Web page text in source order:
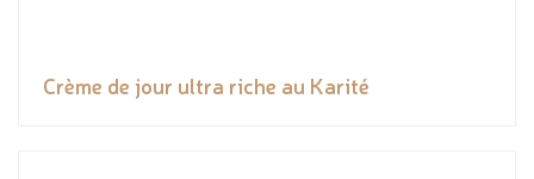
Crème de jour ultra riche au Karité